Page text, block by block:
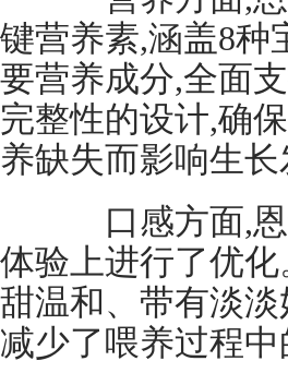
键营养素,涵盖8种
要营养成分,全面
完整性的设计,确
养缺失而影响生长
口感方面,恩
体验上进行了优
甜温和、带有淡
减少了喂养过程中